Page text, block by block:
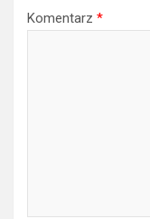
Komentarz *